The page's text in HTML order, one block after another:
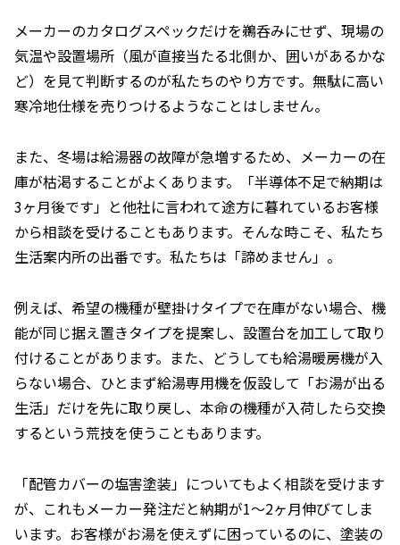
メーカーのカタログスペックだけを鵜呑みにせず、現場の
気温や設置場所（風が直接当たる北側か、囲いがあるかな
ど）を見て判断するのが私たちのやり方です。無駄に高い
寒冷地仕様を売りつけるようなことはしません。
また、冬場は給湯器の故障が急増するため、メーカーの在
庫が枯渇することがよくあります。「半導体不足で納期は
3ヶ月後です」と他社に言われて途方に暮れているお客様
から相談を受けることもあります。そんな時こそ、私たち
生活案内所の出番です。私たちは「諦めません」。
例えば、希望の機種が壁掛けタイプで在庫がない場合、機
能が同じ据え置きタイプを提案し、設置台を加工して取り
付けることがあります。また、どうしても給湯暖房機が入
らない場合、ひとまず給湯専用機を仮設して「お湯が出る
生活」だけを先に取り戻し、本命の機種が入荷したら交換
するという荒技を使うこともあります。
「配管カバーの塩害塗装」についてもよく相談を受けます
が、これもメーカー発注だと納期が1〜2ヶ月伸びてしま
います。お客様がお湯を使えずに困っているのに、塗装の